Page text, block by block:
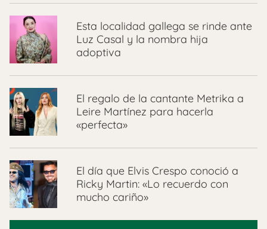
Esta localidad gallega se rinde ante
Luz Casal y la nombra hija
adoptiva
El regalo de la cantante Metrika a
Leire Martínez para hacerla
«perfecta»
El día que Elvis Crespo conoció a
Ricky Martin: «Lo recuerdo con
mucho cariño»